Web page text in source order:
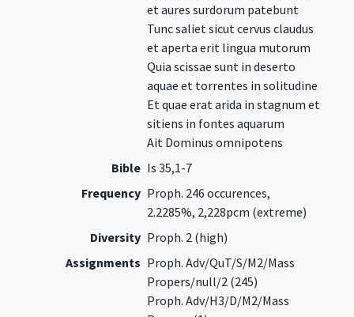
et aures surdorum patebunt
Tunc saliet sicut cervus claudus
et aperta erit lingua mutorum
Quia scissae sunt in deserto
aquae et torrentes in solitudine
Et quae erat arida in stagnum et
sitiens in fontes aquarum
Ait Dominus omnipotens
Bible Is 35,1-7
Frequency Proph. 246 occurences,
2.2285%, 2,228pcm (extreme)
Diversity Proph. 2 (high)
Assignments Proph. Adv/QuT/S/M2/Mass
Propers/null/2 (245)
Proph. Adv/H3/D/M2/Mass